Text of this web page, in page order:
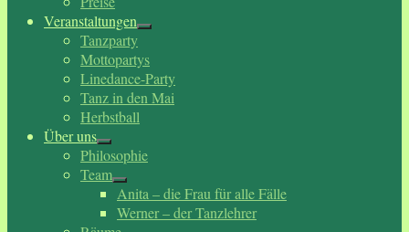
Veranstaltungen
Tanzparty
Mottopartys
Linedance-Party
Tanz in den Mai
Herbstball
Über uns
Philosophie
Team
Anita – die Frau für alle Fälle
Werner – der Tanzlehrer